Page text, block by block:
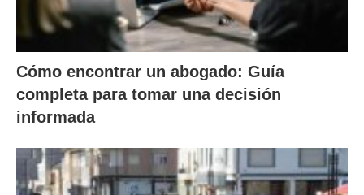
Cómo encontrar un abogado: Guía
completa para tomar una decisión
informada